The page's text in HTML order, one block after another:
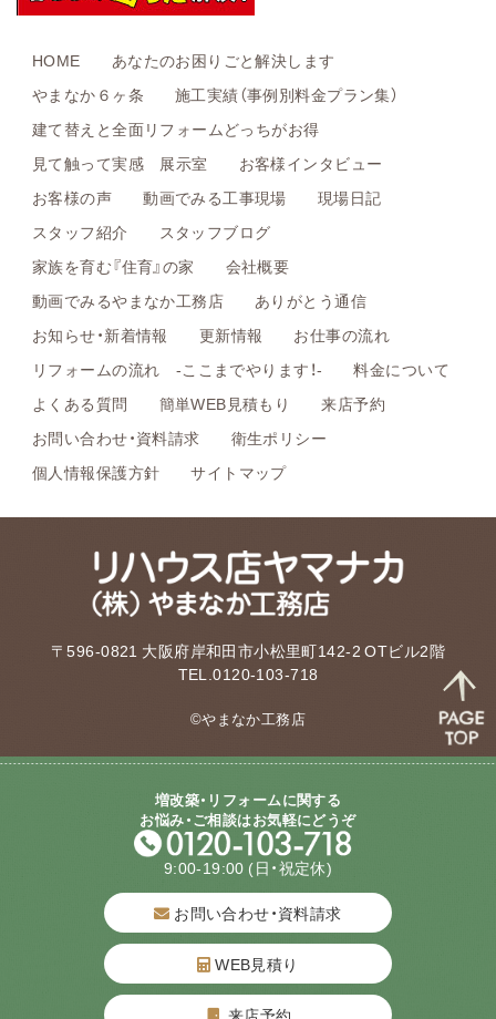
HOME
あなたのお困りごと解決します
やまなか６ヶ条
施工実績（事例別料金プラン集）
建て替えと全面リフォームどっちがお得
見て触って実感 展示室
お客様インタビュー
お客様の声
動画でみる工事現場
現場日記
スタッフ紹介
スタッフブログ
家族を育む『住育』の家
会社概要
動画でみるやまなか工務店
ありがとう通信
お知らせ・新着情報
更新情報
お仕事の流れ
リフォームの流れ -ここまでやります！-
料金について
よくある質問
簡単WEB見積もり
来店予約
お問い合わせ・資料請求
衛生ポリシー
個人情報保護方針
サイトマップ
〒596-0821 大阪府岸和田市小松里町142-2 OTビル2階
TEL.0120-103-718
©やまなか工務店
増改築・リフォームに関する
お悩み・ご相談はお気軽にどうぞ
9:00-19:00 (日・祝定休)
お問い合わせ・資料請求
WEB見積り
来店予約